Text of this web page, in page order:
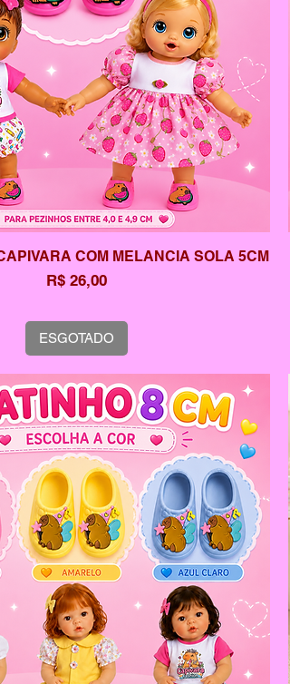
COM MELANCIA SOLA 5CM
Preço
R$ 26,00
ESGOTADO